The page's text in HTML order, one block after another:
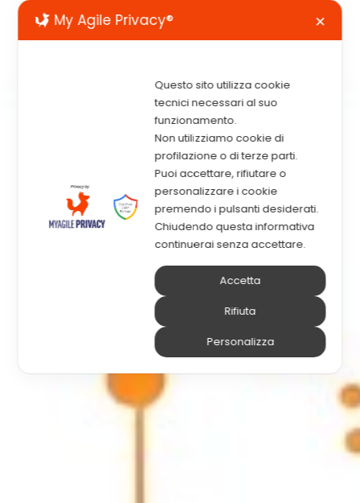
My Agile Privacy® ✕
Questo sito utilizza cookie
tecnici necessari al suo
funzionamento.
Non utilizziamo cookie di
profilazione o di terze parti.
Puoi accettare, rifiutare o
personalizzare i cookie
premendo i pulsanti desiderati.
Chiudendo questa informativa
continuerai senza accettare.
Accetta
Rifiuta
Personalizza